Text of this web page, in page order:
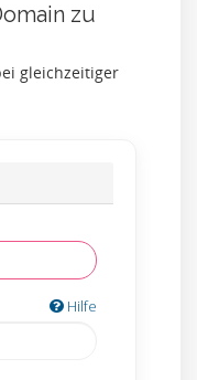
zu
gleichzeitiger
Hilfe